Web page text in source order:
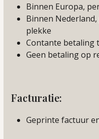
Binnen Europa,
Binnen
plekke
Contante betaling
Geen betaling op
Facturatie:
Geprinte factuur